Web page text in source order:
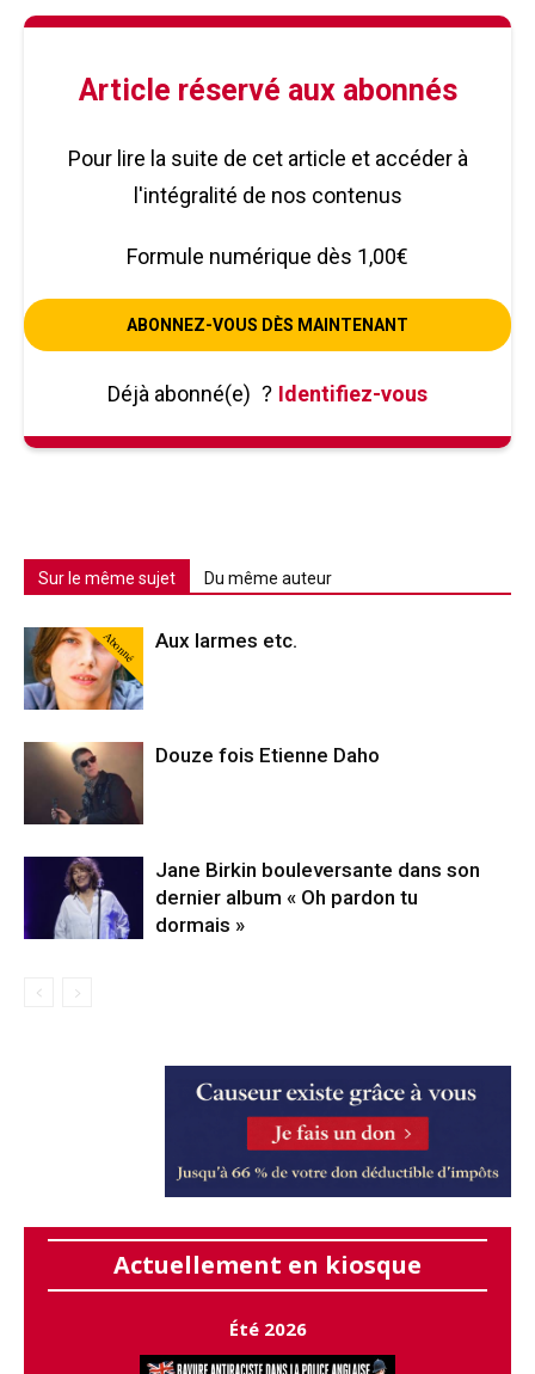
Article réservé aux abonnés
Pour lire la suite de cet article et accéder à
l'intégralité de nos contenus
Formule numérique dès 1,00€
ABONNEZ-VOUS DÈS MAINTENANT
Déjà abonné(e) ? Identifiez-vous
Sur le même sujet Du même auteur
Abonné Aux larmes etc.
Douze fois Etienne Daho
Jane Birkin bouleversante dans son
dernier album « Oh pardon tu
dormais »
Actuellement en kiosque
Été 2026